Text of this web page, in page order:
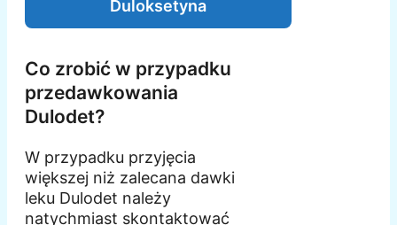
Duloksetyna
Co zrobić w przypadku
przedawkowania
Dulodet?
W przypadku przyjęcia
większej niż zalecana dawki
leku Dulodet należy
natychmiast skontaktować